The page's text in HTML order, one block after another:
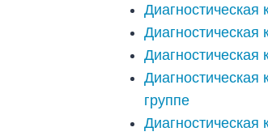
Диагностическая
Диагностическая
группе
Диагностическая